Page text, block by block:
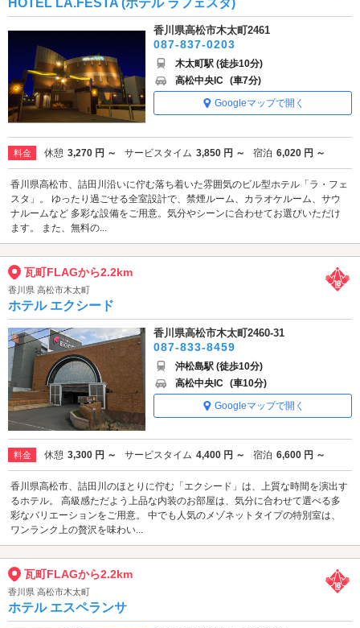
HOTEL LA.FESTA (ホテル ラフェスタ)
香川県高松市木太町2461
087-837-0203
木太町駅 (徒歩10分)
高松中央IC (車7分)
Googleマップで開く
料金 休憩 3,270 円 ～ サービスタイム 3,850 円 ～ 宿泊 6,020 円 ～
香川県高松市、詰田川沿いに佇む落ち着いた雰囲気のビル型ホテル「ラ・フェ
スタ」。 ゆったり過ごせる全室設計で、禁煙ルーム、カラオケルーム、サウ
ナルームなど 多彩な設備をご用意。気分やシーンに合わせてお選びいただけ
ます。 また、無料の...
瓦町FLAGから2.2km
香川県 高松市木太町
ホテル エクシード
香川県高松市木太町2460-31
087-833-8459
沖松島駅 (徒歩10分)
高松中央IC (車10分)
Googleマップで開く
料金 休憩 3,300 円 ～ サービスタイム 4,400 円 ～ 宿泊 6,600 円 ～
香川県高松市、詰田川のほとりに佇む「エクシード」は、上質な時間を演出す
るホテル。 高級感ただよう上品な内装のお部屋は、気分に合わせて選べる多
彩なバリエーションをご用意。 中でも人気のメゾネットタイプの特別室は、
ワンランク上の贅沢を味わい...
瓦町FLAGから2.2km
香川県 高松市木太町
ホテル エスペランサ